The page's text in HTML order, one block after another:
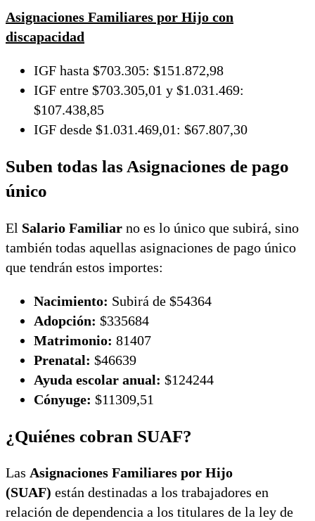
Asignaciones Familiares por Hijo con
discapacidad
IGF hasta $703.305: $151.872,98
IGF entre $703.305,01 y $1.031.469:
$107.438,85
IGF desde $1.031.469,01: $67.807,30
Suben todas las Asignaciones de pago
único
El Salario Familiar no es lo único que subirá, sino
también todas aquellas asignaciones de pago único
que tendrán estos importes:
Nacimiento: Subirá de $54364
Adopción: $335684
Matrimonio: 81407
Prenatal: $46639
Ayuda escolar anual: $124244
Cónyuge: $11309,51
¿Quiénes cobran SUAF?
Las Asignaciones Familiares por Hijo
(SUAF) están destinadas a los trabajadores en
relación de dependencia a los titulares de la ley de